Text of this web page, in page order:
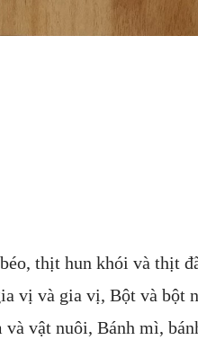
thịt hun khói và thịt
vị và gia vị, Bột và bột
vật nuôi, Bánh mì,